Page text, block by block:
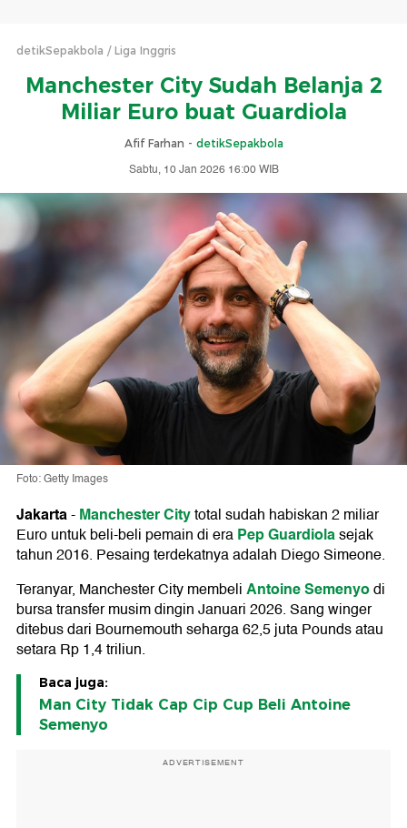
detikSepakbola Liga Inggris
Manchester City Sudah Belanja 2
Miliar Euro buat Guardiola
Afif Farhan - detikSepakbola
Sabtu, 10 Jan 2026 16:00 WIB
Foto: Getty Images
Jakarta-Manchester Citytotal sudah habiskan 2 miliar
Euro untuk beli-beli pemain di eraPep Guardiolasejak
tahun 2016. Pesaing terdekatnya adalah Diego Simeone.
Teranyar, Manchester City membeliAntoine Semenyodi
bursa transfer musim dingin Januari 2026. Sang winger
ditebus dari Bournemouth seharga 62,5 juta Pounds atau
setara Rp 1,4 triliun.
Baca juga:
Man City Tidak Cap Cip Cup Beli Antoine
Semenyo
ADVERTISEMENT